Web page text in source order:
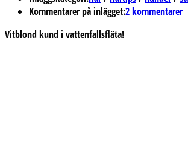
Kommentarer på inlägget:2 kommentarer
Vitblond kund i vattenfallsfläta!